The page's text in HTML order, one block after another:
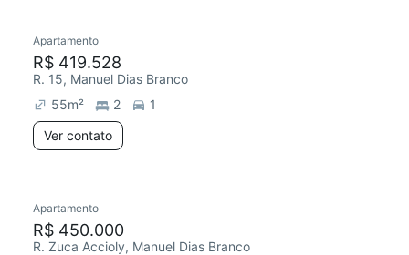
Apartamento
R$ 419.528
R. 15, Manuel Dias Branco
55m² 2
1
Ver contato
Apartamento
R$ 450.000
R. Zuca Accioly, Manuel Dias Branco